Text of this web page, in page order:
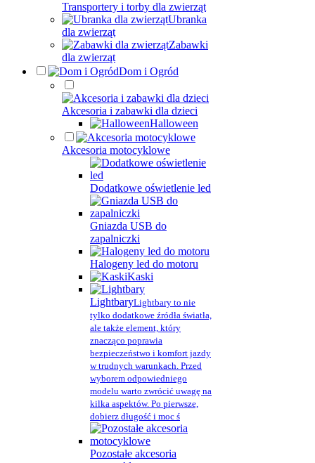
Transportery i torby dla zwierząt
Ubranka
dla zwierząt
Zabawki
dla zwierząt
Dom i Ogród
Akcesoria i zabawki dla dzieci
Halloween
Akcesoria motocyklowe
Dodatkowe oświetlenie led
Gniazda USB do
zapalniczki
Halogeny led do motoru
Kaski
LightbaryLightbary to nie
tylko dodatkowe źródła światła,
ale także element, który
znacząco poprawia
bezpieczeństwo i komfort jazdy
w trudnych warunkach. Przed
wyborem odpowiedniego
modelu warto zwrócić uwagę na
kilka aspektów. Po pierwsze,
dobierz długość i moc ś
Pozostałe akcesoria